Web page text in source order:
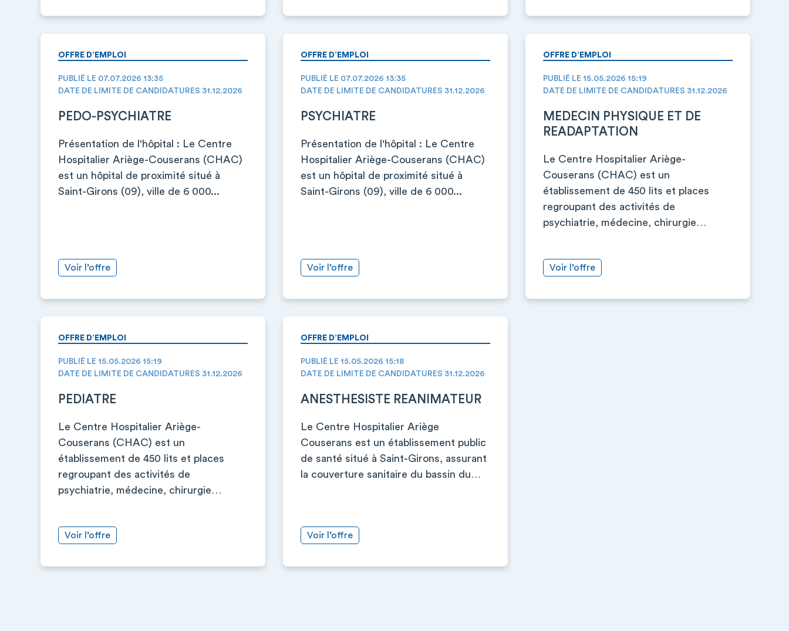
OFFRE D’EMPLOI
PUBLIÉ LE 07.07.2026 13:35
DATE DE LIMITE DE CANDIDATURES 31.12.2026
PEDO-PSYCHIATRE
Présentation de l'hôpital : Le Centre
Hospitalier Ariège-Couserans (CHAC)
est un hôpital de proximité situé à
Saint-Girons (09), ville de 6 000...
Voir l’offre
OFFRE D’EMPLOI
PUBLIÉ LE 07.07.2026 13:35
DATE DE LIMITE DE CANDIDATURES 31.12.2026
PSYCHIATRE
Présentation de l'hôpital : Le Centre
Hospitalier Ariège-Couserans (CHAC)
est un hôpital de proximité situé à
Saint-Girons (09), ville de 6 000...
Voir l’offre
OFFRE D’EMPLOI
PUBLIÉ LE 15.05.2026 15:19
DATE DE LIMITE DE CANDIDATURES 31.12.2026
MEDECIN PHYSIQUE ET DE
READAPTATION
Le Centre Hospitalier Ariège-
Couserans (CHAC) est un
établissement de 450 lits et places
regroupant des activités de
psychiatrie, médecine, chirurgie…
Voir l’offre
OFFRE D’EMPLOI
PUBLIÉ LE 15.05.2026 15:19
DATE DE LIMITE DE CANDIDATURES 31.12.2026
PEDIATRE
Le Centre Hospitalier Ariège-
Couserans (CHAC) est un
établissement de 450 lits et places
regroupant des activités de
psychiatrie, médecine, chirurgie…
Voir l’offre
OFFRE D’EMPLOI
PUBLIÉ LE 15.05.2026 15:18
DATE DE LIMITE DE CANDIDATURES 31.12.2026
ANESTHESISTE REANIMATEUR
Le Centre Hospitalier Ariège
Couserans est un établissement public
de santé situé à Saint-Girons, assurant
la couverture sanitaire du bassin du…
Voir l’offre